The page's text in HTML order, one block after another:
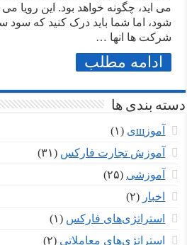
می اید، چگونه خواهد بود. این رویا می
شود، اما شما باید درک کنید که
شرکت ها انها …
ادامه مطلب
دسته بندی ها
آموزшی
(۱)
آموزش تجارت فارکس (۳۱)
آموزشی (۲۵)
اخبار (۲)
استراتژی‌های فارکس (۱)
استراتژی‌های معاملاتی (۲)